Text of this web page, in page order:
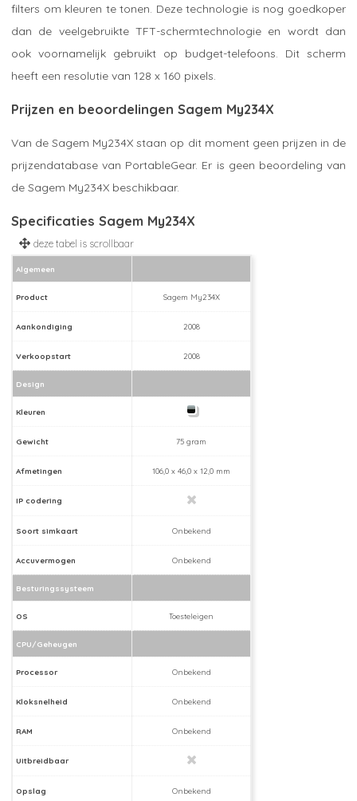
filters om kleuren te tonen. Deze technologie is nog goedkoper
dan de veelgebruikte TFT-schermtechnologie en wordt dan
ook voornamelijk gebruikt op budget-telefoons. Dit scherm
heeft een resolutie van 128 x 160 pixels.
Prijzen en beoordelingen Sagem My234X
Van de Sagem My234X staan op dit moment geen prijzen in de
prijzendatabase van PortableGear. Er is geen beoordeling van
de Sagem My234X beschikbaar.
Specificaties Sagem My234X
Algemeen
Product Sagem My234X
Aankondiging 2008
Verkoopstart 2008
Design
Kleuren
Gewicht 75 gram
Afmetingen 106,0 x 46,0 x 12,0 mm
IP codering
Soort simkaart Onbekend
Accuvermogen Onbekend
Besturingssysteem
OS Toesteleigen
CPU/Geheugen
Processor Onbekend
Kloksnelheid Onbekend
RAM Onbekend
Uitbreidbaar
Opslag Onbekend